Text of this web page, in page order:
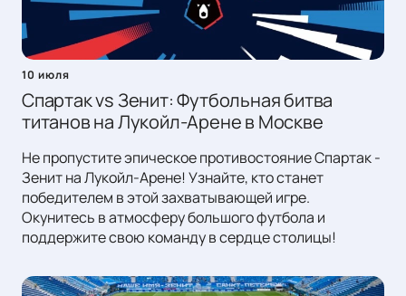
10 июля
Спартак vs Зенит: Футбольная битва
титанов на Лукойл-Арене в Москве
Не пропустите эпическое противостояние Спартак -
Зенит на Лукойл-Арене! Узнайте, кто станет
победителем в этой захватывающей игре.
Окунитесь в атмосферу большого футбола и
поддержите свою команду в сердце столицы!